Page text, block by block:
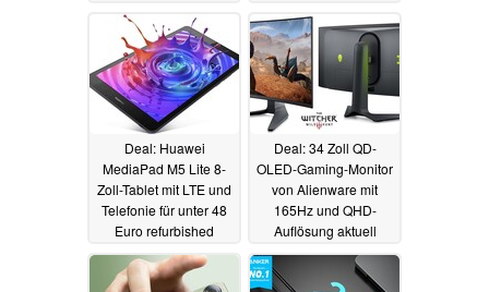
Deal: Huawei
MediaPad M5 Lite 8-
Zoll-Tablet mit LTE und
Telefonie für unter 48
Euro refurbished
10.04.2024
Deal: 34 Zoll QD-
OLED-Gaming-Monitor
von Alienware mit
165Hz und QHD-
Auflösung aktuell
besonders günstig